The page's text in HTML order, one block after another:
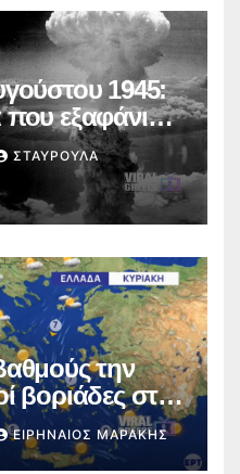
1945:
εξαφάνισε
ΣΤΑΥΡΟΎΛΑ
την
βοριάδες στο
ΕΙΡΗΝΑΊΟΣ ΜΑΡΆΚΗΣ